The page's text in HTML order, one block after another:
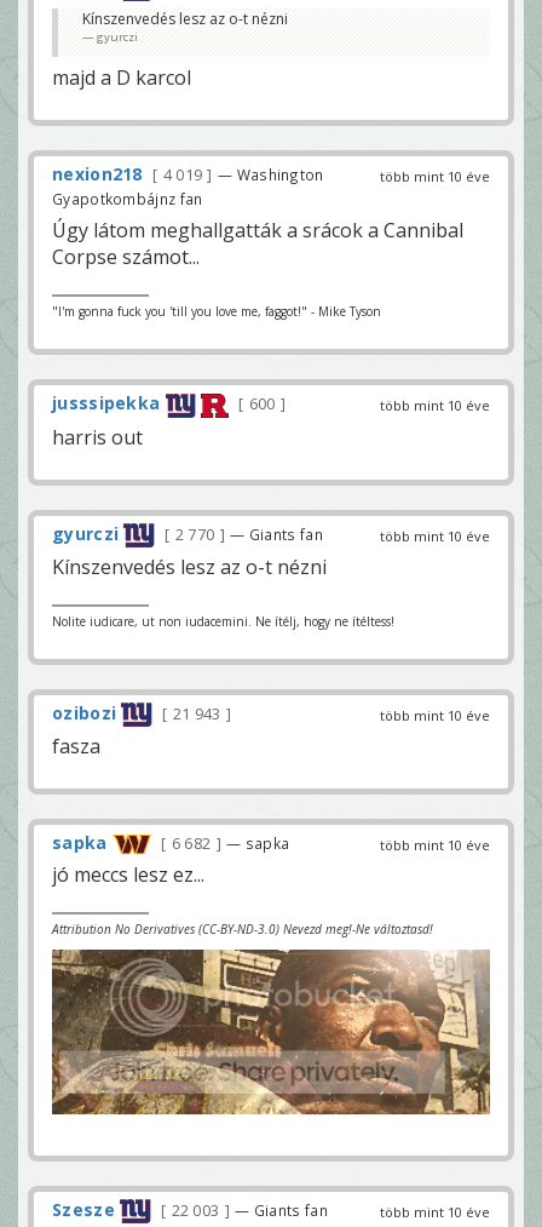
Kínszenvedés lesz az o-t nézni
gyurczi
majd a D karcol
több mint 10 éve
nexion218 4 019
— Washington
Gyapotkombájnz fan
Úgy látom meghallgatták a srácok a Cannibal
Corpse számot...
"I'm gonna fuck you 'till you love me, faggot!" - Mike Tyson
több mint 10 éve
jusssipekka 600
harris out
több mint 10 éve
gyurczi 2 770 — Giants fan
Kínszenvedés lesz az o-t nézni
Nolite iudicare, ut non iudacemini. Ne ítélj, hogy ne ítéltess!
több mint 10 éve
ozibozi 21 943
fasza
több mint 10 éve
sapka 6 682 — sapka
jó meccs lesz ez...
Attribution No Derivatives (CC-BY-ND-3.0) Nevezd meg!-Ne változtasd!
több mint 10 éve
Szesze 22 003 — Giants fan